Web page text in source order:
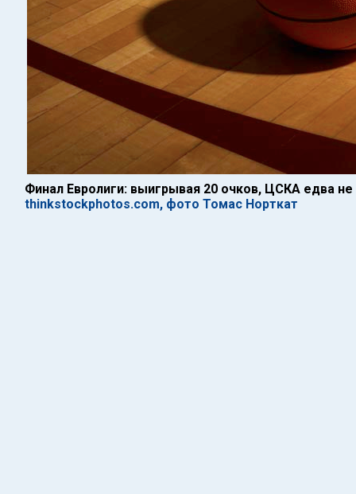
Финал Евролиги: выигрывая 20 очков, ЦСКА едва не
thinkstockphotos.com, фото Томас Норткат